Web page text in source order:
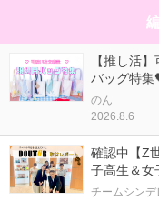
【推し活
バッグ特集
のん
2026.8.6
確認中【Z
子高生＆女
チームシンデ